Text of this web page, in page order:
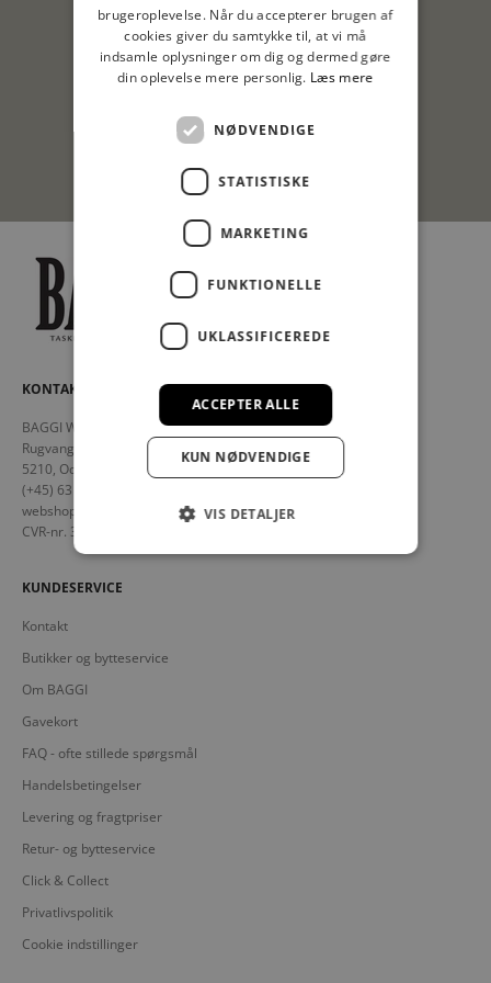
FRI FRAGT
v. køber over 499,-
Gå til element 1
Gå til element 2
Gå til element 3
Gå til element 4
KONTAKT
BAGGI Webshop
Rugvang 36-40
5210, Odense NV
(+45) 63 10 80 80
webshop@baggi.dk
CVR-nr. 30527127
KUNDESERVICE
Kontakt
Butikker og bytteservice
Om BAGGI
Gavekort
FAQ - ofte stillede spørgsmål
Handelsbetingelser
Levering og fragtpriser
Retur- og bytteservice
Click & Collect
Privatlivspolitik
Cookie indstillinger
brugeroplevelse. Når du accepterer brugen af
cookies giver du samtykke til, at vi må
indsamle oplysninger om dig og dermed gøre
din oplevelse mere personlig. Læs mere
NØDVENDIGE
STATISTISKE
MARKETING
FUNKTIONELLE
UKLASSIFICEREDE
ACCEPTER ALLE
KUN NØDVENDIGE
VIS DETALJER